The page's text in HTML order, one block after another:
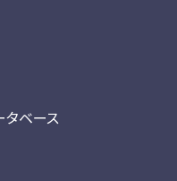
タベース